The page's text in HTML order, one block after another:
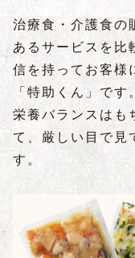
治療食・介護食の
あるサービスを比
信を持ってお客様
「特助くん」です
栄養バランスはも
て、厳しい目で見
す。